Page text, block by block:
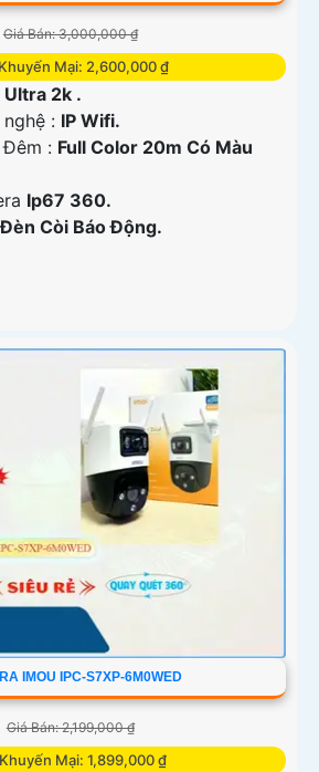
Giá Bán: 3,000,000 ₫
Mại: 2,600,000 ₫
Ultra 2k .
: IP Wifi.
Đêm : Full Color 20m Có Màu
Ip67 360.
Còi Báo Động.
IMOU IPC-S7XP-6M0WED
Giá Bán: 2,199,000 ₫
Mại: 1,899,000 ₫